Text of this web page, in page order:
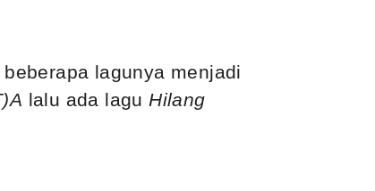
lagunya menjadi
lalu ada lagu Hilang